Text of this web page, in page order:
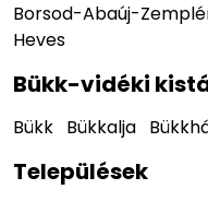
Borsod-Abaúj-
Heves
Bükk-vidéki
Bükk Bükkalja
Települések